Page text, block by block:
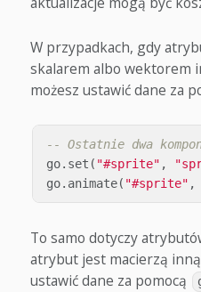
W przypadkach, gdy
skalarem albo wektorem
możesz ustawić dane za
-- Ostatnie dwa
go. set ( "#sprite" ,
go. animate( "#sprite" ,
To samo dotyczy
atrybut jest macierzą
ustawić dane za pomocą